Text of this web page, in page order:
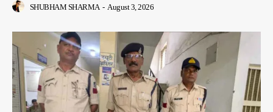
SHUBHAM SHARMA - August 3, 2026